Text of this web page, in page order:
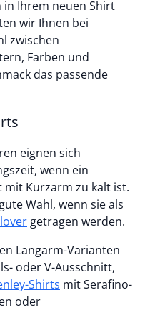
in Ihrem neuen Shirt
wir Ihnen bei
zwischen
Farben und
das passende
eignen sich
wenn ein
mit Kurzarm zu kalt ist.
Wahl, wenn sie als
getragen werden.
Langarm-Varianten
oder V-Ausschnitt,
Shirts
oder